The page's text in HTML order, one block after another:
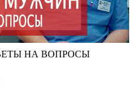
НА ВОПРОСЫ